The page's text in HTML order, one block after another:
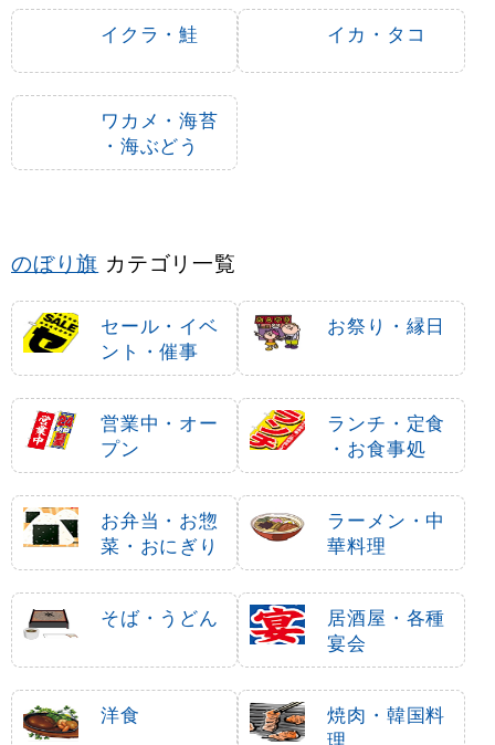
イクラ・鮭
イカ・タコ
ワカメ・海苔
・海ぶどう
のぼり旗 カテゴリ一覧
セール・イベ
ント・催事
お祭り・縁日
営業中・オー
プン
ランチ・定食
・お食事処
お弁当・お惣
菜・おにぎり
ラーメン・中
華料理
そば・うどん
居酒屋・各種
宴会
洋食
焼肉・韓国料